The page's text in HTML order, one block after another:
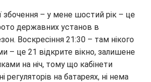
збочення – у мене шостий рік – це
державних установ в
Воскресіння 21:30 – там нікого
– це 21 відкрите вікно, залишене
на ніч, тому що кабінети
регуляторів на батареях, ні нема